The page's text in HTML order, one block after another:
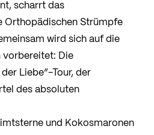
scharrt das
Orthopädischen Strümpfe
wird sich auf die
vorbereitet: Die
Liebe“-Tour, der
des absoluten
und Kokosmaronen